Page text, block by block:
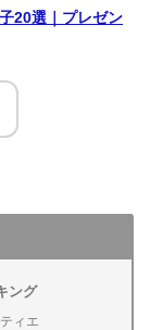
20選｜プレゼン
ング
ィエ